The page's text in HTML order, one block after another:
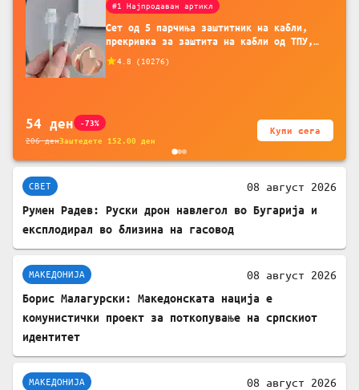
#1 Најпродаван артикл
Сет од 5 парчиња заштитник на кабли,
прекривка за заштита на кабли од ТПУ,
батерија, за мобилни телефони, комплет
4.8 ( 10276)
54 ден -73%
206денЗаштедете 152.00 ден
Купи сега
СВЕТ 08 август 2026
Румен Радев: Руски дрон навлегол во Бугарија и
експлодирал во близина на гасовод
МАКЕДОНИЈА 08 август 2026
Борис Малагурски: Македонската нација е
комунистички проект за поткопување на српскиот
идентитет
МАКЕДОНИЈА 08 август 2026